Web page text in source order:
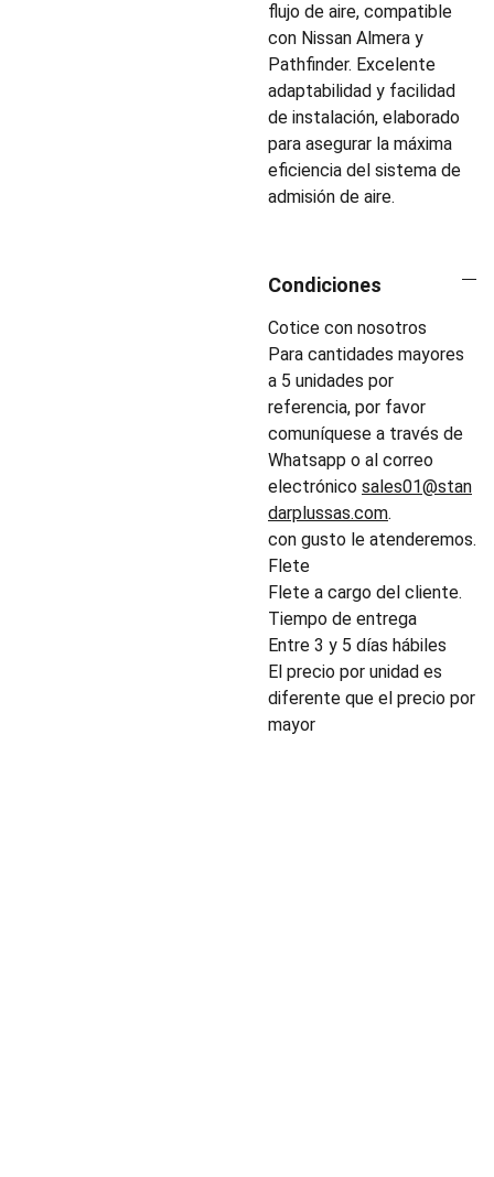
flujo de aire, compatible
con Nissan Almera y
Pathfinder. Excelente
adaptabilidad y facilidad
de instalación, elaborado
para asegurar la máxima
eficiencia del sistema de
admisión de aire.
Condiciones
Cotice con nosotros
Para cantidades mayores
a 5 unidades por
referencia, por favor
comuníquese a través de
Whatsapp o al correo
electrónico sales01@stan
darplussas.com.
con gusto le atenderemos.
Flete
Flete a cargo del cliente.
Tiempo de entrega
Entre 3 y 5 días hábiles
El precio por unidad es
diferente que el precio por
mayor